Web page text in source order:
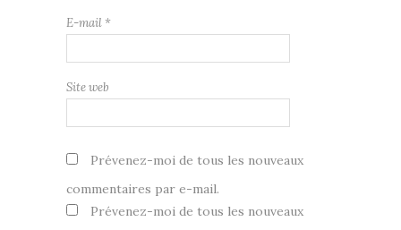
E-mail *
Site web
Prévenez-moi de tous les nouveaux
commentaires par e-mail.
Prévenez-moi de tous les nouveaux